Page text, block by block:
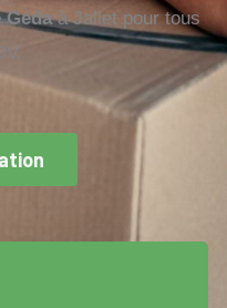
Gedaà Jallet pour tous